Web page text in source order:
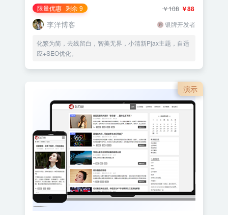
限量优惠 剩余 9 ￥88
￥108
李洋博客 银牌开发者
化繁为简，去线留白，智美无界，小清新Pjax主题，自适
应+SEO优化。
演示